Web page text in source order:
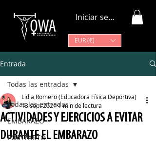
EUR (€)
Iniciar sesión
Entrada
Todas las entradas
EMBARAZO
POSTPARTO
Todas las entradas
ACTIVIDADES Y EJERCICIOS A EVITAR
DURANTE EL EMBARAZO
Lidia Romero (Educadora Física Deportiva)
13 sept 20211 min de lectura